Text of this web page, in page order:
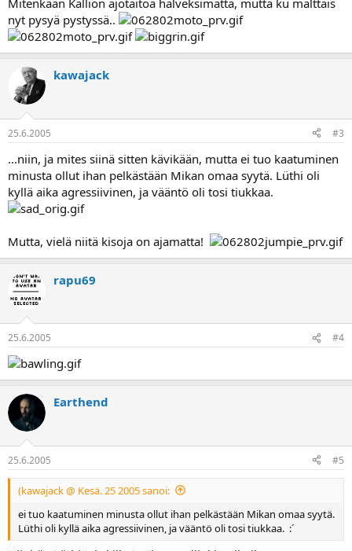
Mitenkään Kallion ajotaitoa halveksimatta, mutta ku malttais
nyt pysyä pystyssä..
kawajack
25.6.2005 #3
...niin, ja mites siinä sitten kävikään, mutta ei tuo kaatuminen
minusta ollut ihan pelkästään Mikan omaa syytä. Lüthi oli
kyllä aika agressiivinen, ja vääntö oli tosi tiukkaa.
Mutta, vielä niitä kisoja on ajamatta!
rapu69
25.6.2005 #4
Earthend
25.6.2005 #5
(kawajack @ Kesä. 25 2005 sanoi:
ei tuo kaatuminen minusta ollut ihan pelkästään Mikan omaa syytä.
Lüthi oli kyllä aika agressiivinen, ja vääntö oli tosi tiukkaa. :´